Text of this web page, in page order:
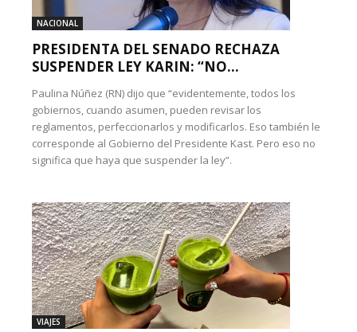
NACIONAL
PRESIDENTA DEL SENADO RECHAZA
SUSPENDER LEY KARIN: “NO...
Paulina Núñez (RN) dijo que “evidentemente, todos los
gobiernos, cuando asumen, pueden revisar los
reglamentos, perfeccionarlos y modificarlos. Eso también le
corresponde al Gobierno del Presidente Kast. Pero eso no
significa que haya que suspender la ley”.
VIAJES